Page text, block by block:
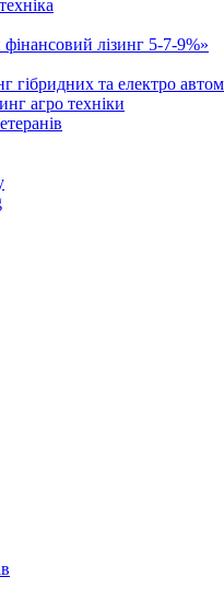
лізинг 5-7-9%»
та електро
агро техніки